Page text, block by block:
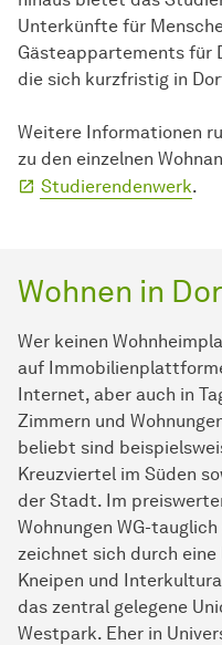
Unterkünfte für
Gästeappartements für
die sich kurzfristig in
Weitere Informationen
zu den einzelnen
Studierendenwerk.
Wohnen in
Wer keinen
auf
Internet, aber auch in
Zimmern und
beliebt sind
Kreuzviertel im Süden
der Stadt. Im
Wohnungen WG-
zeichnet sich durch
Kneipen und
das zentral gelegene
Westpark. Eher in